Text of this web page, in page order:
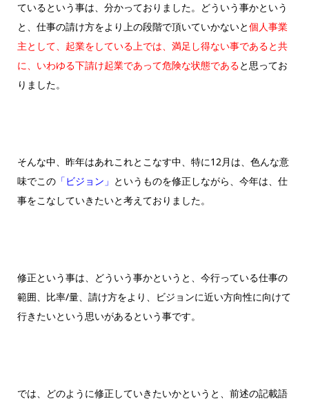
ているという事は、分かっておりました。どういう事かという
と、仕事の請け方をより上の段階で頂いていかないと個人事業
主として、起業をしている上では、満足し得ない事であると共
に、いわゆる下請け起業であって危険な状態であると思ってお
りました。
そんな中、昨年はあれこれとこなす中、特に12月は、色んな意
味でこの「ビジョン」 というものを修正しながら、今年は、仕
事をこなしていきたいと考えておりました。
修正という事は、どういう事かというと、今行っている仕事の
範囲、比率/量、請け方をより、ビジョンに近い方向性に向けて
行きたいという思いがあるという事です。
では、どのように修正していきたいかというと、前述の記載語